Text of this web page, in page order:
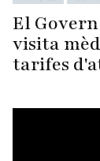
El
visita
tarifes